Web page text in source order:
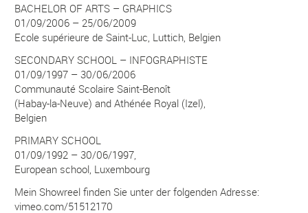
BACHELOR OF ARTS – GRAPHICS
01/09/2006 – 25/06/2009
Ecole supérieure de Saint-Luc, Luttich, Belgien
SECONDARY SCHOOL – INFOGRAPHISTE
01/09/1997 – 30/06/2006
Communauté Scolaire Saint-Benoît
(Habay-la-Neuve) and Athénée Royal (Izel),
Belgien
PRIMARY SCHOOL
01/09/1992 – 30/06/1997,
European school, Luxembourg
Mein Showreel finden Sie unter der folgenden Adresse:
vimeo.com/51512170